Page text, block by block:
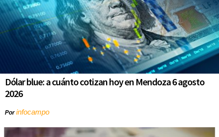
Dólar blue: a cuánto cotizan hoy en Mendoza 6 agosto
2026
Porinfocampo